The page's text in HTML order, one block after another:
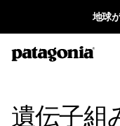
地球
遺伝子組